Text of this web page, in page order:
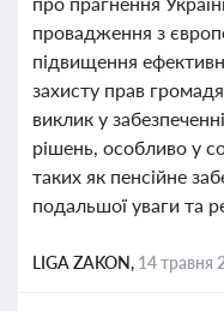
провадження з
підвищення
захисту прав
виклик у
рішень, особливо у
таких як пенсійне
подальшої уваги та
LIGA ZAKON, 14 травня